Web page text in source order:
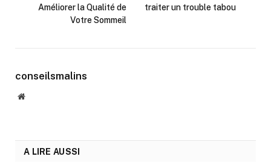
Améliorer la Qualité de
Votre Sommeil
traiter un trouble tabou
conseilsmalins
Website
A LIRE AUSSI